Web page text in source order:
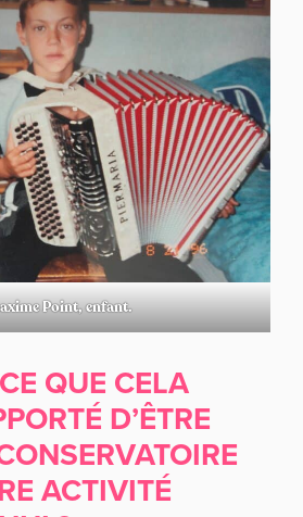
Point, enfant.
QUE CELA
D’ÊTRE
ACTIVITÉ